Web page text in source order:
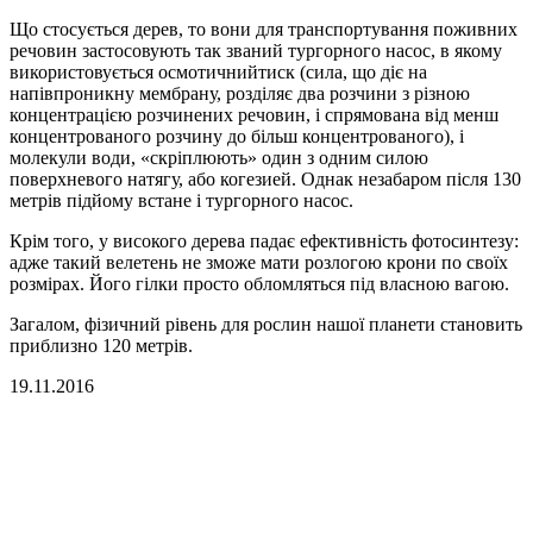
Що стосується дерев, то вони для транспортування поживних
речовин застосовують так званий тургорного насос, в якому
використовується осмотичнийтиск (сила, що діє на
напівпроникну мембрану, розділяє два розчини з різною
концентрацією розчинених речовин, і спрямована від менш
концентрованого розчину до більш концентрованого), і
молекули води, «скріплюють» один з одним силою
поверхневого натягу, або когезией. Однак незабаром після 130
метрів підйому встане і тургорного насос.
Крім того, у високого дерева падає ефективність фотосинтезу:
адже такий велетень не зможе мати розлогою крони по своїх
розмірах. Його гілки просто обломляться під власною вагою.
Загалом, фізичний рівень для рослин нашої планети становить
приблизно 120 метрів.
19.11.2016